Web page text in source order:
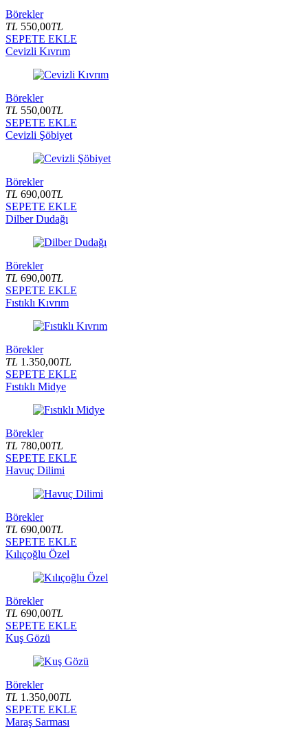
Börekler
TL 550,00TL
SEPETE EKLE
Cevizli Kıvrım
Börekler
TL 550,00TL
SEPETE EKLE
Cevizli Şöbiyet
Börekler
TL 690,00TL
SEPETE EKLE
Dilber Dudağı
Börekler
TL 690,00TL
SEPETE EKLE
Fıstıklı Kıvrım
Börekler
TL 1.350,00TL
SEPETE EKLE
Fıstıklı Midye
Börekler
TL 780,00TL
SEPETE EKLE
Havuç Dilimi
Börekler
TL 690,00TL
SEPETE EKLE
Kılıçoğlu Özel
Börekler
TL 690,00TL
SEPETE EKLE
Kuş Gözü
Börekler
TL 1.350,00TL
SEPETE EKLE
Maraş Sarması